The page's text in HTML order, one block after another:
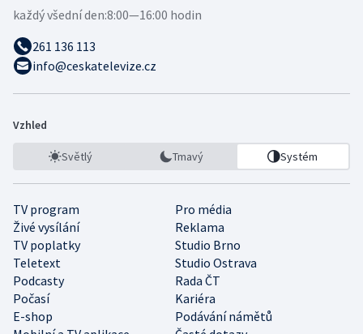
každý všední den:8:00—16:00 hodin
261 136 113
info@ceskatelevize.cz
Vzhled
Světlý Tmavý Systém
TV program
Pro média
Živé vysílání
Reklama
TV poplatky
Studio Brno
Teletext
Studio Ostrava
Podcasty
Rada ČT
Počasí
Kariéra
E-shop
Podávání námětů